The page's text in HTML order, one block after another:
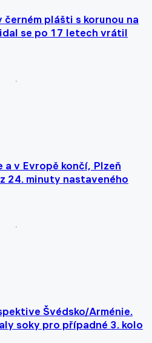
plášti s korunou na
se po 17 letech vrátil
a v Evropě končí, Plzeň
24. minuty nastaveného
Švédsko/Arménie.
soky pro případné 3. kolo